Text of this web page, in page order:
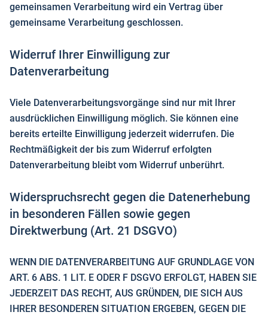
gemeinsamen Verarbeitung wird ein Vertrag über
gemeinsame Verarbeitung geschlossen.
Widerruf Ihrer Einwilligung zur
Datenverarbeitung
Viele Datenverarbeitungsvorgänge sind nur mit Ihrer
ausdrücklichen Einwilligung möglich. Sie können eine
bereits erteilte Einwilligung jederzeit widerrufen. Die
Rechtmäßigkeit der bis zum Widerruf erfolgten
Datenverarbeitung bleibt vom Widerruf unberührt.
Widerspruchsrecht gegen die Datenerhebung
in besonderen Fällen sowie gegen
Direktwerbung (Art. 21 DSGVO)
WENN DIE DATENVERARBEITUNG AUF GRUNDLAGE VON
ART. 6 ABS. 1 LIT. E ODER F DSGVO ERFOLGT, HABEN SIE
JEDERZEIT DAS RECHT, AUS GRÜNDEN, DIE SICH AUS
IHRER BESONDEREN SITUATION ERGEBEN, GEGEN DIE